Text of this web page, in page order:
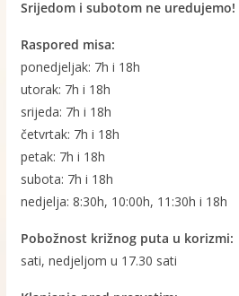
Srijedom i subotom ne uredujemo!
Raspored misa:
ponedjeljak: 7h i 18h
utorak: 7h i 18h
srijeda: 7h i 18h
četvrtak: 7h i 18h
petak: 7h i 18h
subota: 7h i 18h
nedjelja: 8:30h, 10:00h, 11:30h i 18h
Pobožnost križnog puta u korizmi:
sati, nedjeljom u 17.30 sati